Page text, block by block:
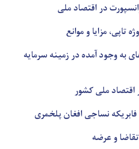
در اقتصاد ملی
تاپی، مزایا و موانع
به وجود آمده در زمینه سرمایه
اقتصاد ملی کشور
نساجی افغان پلخمری
و عرضه